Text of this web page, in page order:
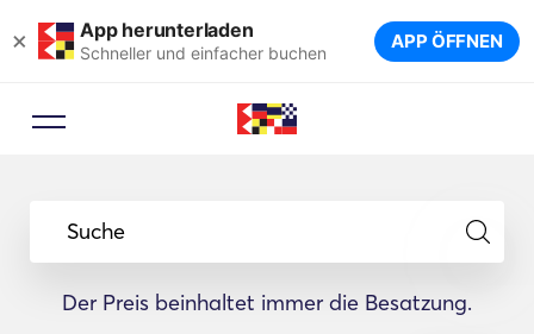
× App herunterladen
Schneller und einfacher buchen APP ÖFFNEN
Suche
Der Preis beinhaltet immer die Besatzung.